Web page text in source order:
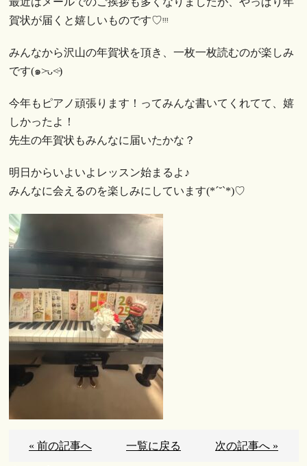
賀状が届くと嬉しいものです♡︎ᵎᵎᵎ
みんなから沢山の年賀状を頂き、一枚一枚読むのが楽しみ
です(๑˃̵ᴗ˂̵)
今年もピアノ頑張ります！ってみんな書いてくれてて、嬉
しかったよ！
先生の年賀状もみんなに届いたかな？
明日からいよいよレッスン始まるよ♪
みんなに会えるのを楽しみにしています(*´˘`*)♡︎
« 前の記事へ 一覧に戻る 次の記事へ »